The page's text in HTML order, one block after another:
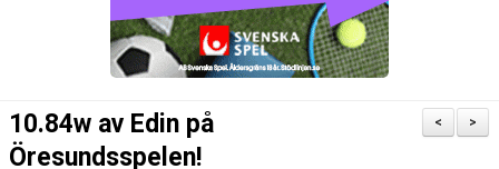
KLÄDER
>
<
10.84w av Edin på
Öresundsspelen!